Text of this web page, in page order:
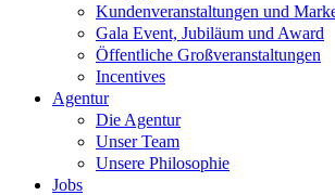
Kundenveranstaltungen und
Gala Event, Jubiläum und Award
Öffentliche Großveranstaltungen
Incentives
Agentur
Die Agentur
Unser Team
Unsere Philosophie
Jobs